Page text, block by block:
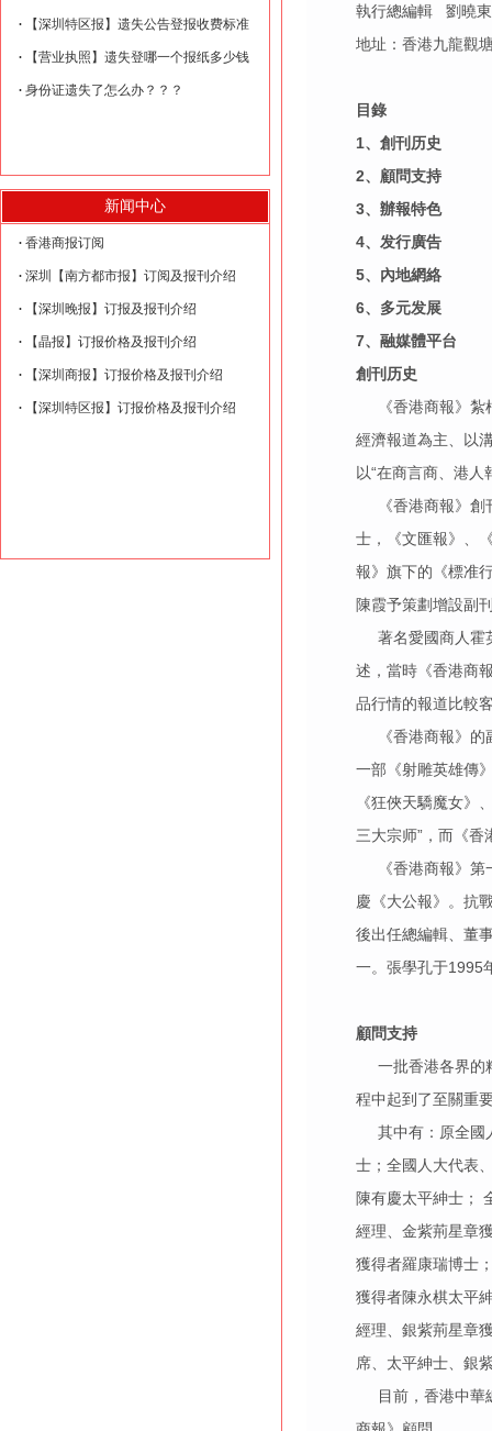
【深圳特区报】遗失公告登报收费标准
【营业执照】遗失登哪一个报纸多少钱
身份证遗失了怎么办？？？
新闻中心
香港商报订阅
深圳【南方都市报】订阅及报刊介绍
【深圳晚报】订报及报刊介绍
【晶报】订报价格及报刊介绍
【深圳商报】订报价格及报刊介绍
【深圳特区报】订报价格及报刊介绍
執行總編輯 劉曉
地址：香港九龍觀
目錄
1、創刊历史
2、顧問支持
3、辦報特色
4、发行廣告
5、內地網絡
6、多元发展
7、融媒體平台
創刊历史
《香港商報》紮
經濟報道為主、以
以“在商言商、港
《香港商報》創
士，《文匯報》、
報》旗下的《標准
陳霞予策劃增設副
著名愛國商人霍
述，當時《香港商
品行情的報道比較
《香港商報》的
一部《射雕英雄傳
《狂俠天驕魔女》
三大宗师”，而《
《香港商報》第
慶《大公報》。抗
後出任總編輯、董
一。張學孔于1995
顧問支持
一批香港各界的
程中起到了至關重
其中有：原全國
士；全國人大代表
陳有慶太平紳士；
經理、金紫荊星章
獲得者羅康瑞博士
獲得者陳永棋太平
經理、銀紫荊星章
席、太平紳士、銀
目前，香港中華